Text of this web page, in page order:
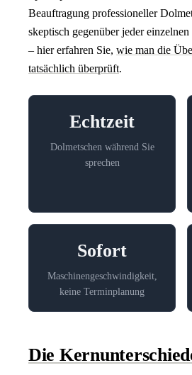
Beauftragung professioneller
skeptisch gegenüber jeder
– hier erfahren Sie, wie man die
tatsächlich überprüft.
Echtzeit
Dolmetschen während Sie
sprechen
Sofort
Maschinengeschwindigkeit,
keine Terminplanung
Die